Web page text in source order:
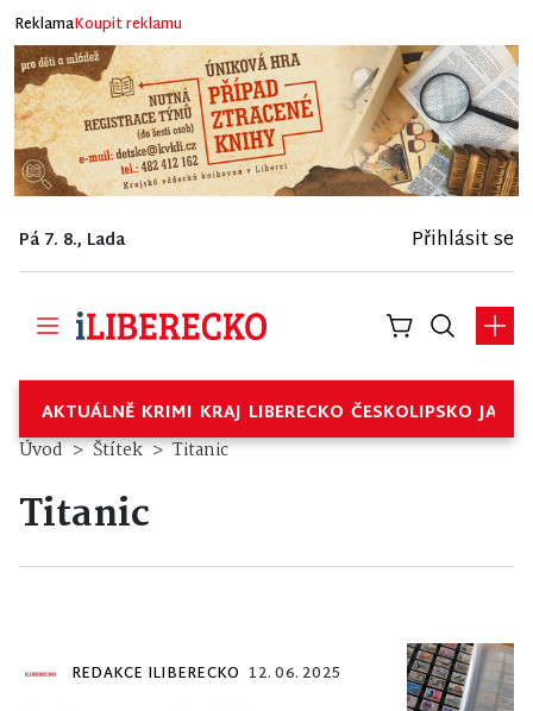
ReklamaKoupit reklamu
Pá 7. 8., Lada Přihlásit se
AKTUÁLNĚ KRIMI KRAJ LIBERECKO ČESKOLIPSKO
Úvod Štítek Titanic
Titanic
REDAKCE ILIBERECKO 12. 06. 2025